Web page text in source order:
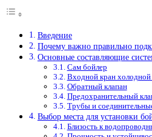
Введение
Почему важно правильно
Основные составляющие
Сам бойлер
Входной кран
Обратный клапан
Предохранительный
Трубы и
Выбор места для установки
Близость к